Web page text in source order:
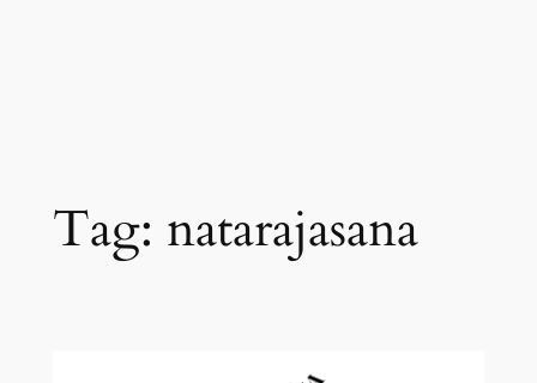
Tag: natarajasana